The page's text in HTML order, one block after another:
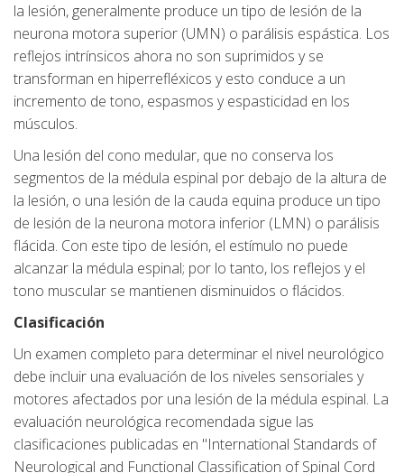
la lesión, generalmente produce un tipo de lesión de la
neurona motora superior (UMN) o parálisis espástica. Los
reflejos intrínsicos ahora no son suprimidos y se
transforman en hiperrefléxicos y esto conduce a un
incremento de tono, espasmos y espasticidad en los
músculos.
Una lesión del cono medular, que no conserva los
segmentos de la médula espinal por debajo de la altura de
la lesión, o una lesión de la cauda equina produce un tipo
de lesión de la neurona motora inferior (LMN) o parálisis
flácida. Con este tipo de lesión, el estímulo no puede
alcanzar la médula espinal; por lo tanto, los reflejos y el
tono muscular se mantienen disminuidos o flácidos.
Clasificación
Un examen completo para determinar el nivel neurológico
debe incluir una evaluación de los niveles sensoriales y
motores afectados por una lesión de la médula espinal. La
evaluación neurológica recomendada sigue las
clasificaciones publicadas en "International Standards of
Neurological and Functional Classification of Spinal Cord